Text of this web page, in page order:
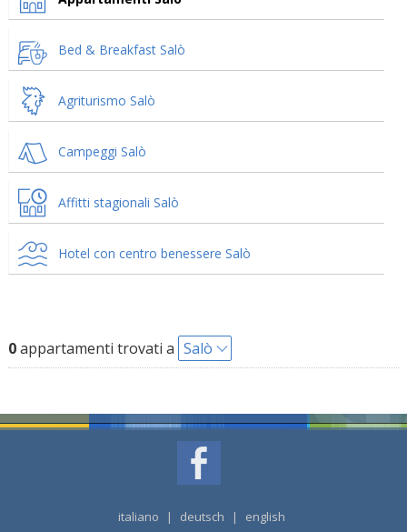
Bed & Breakfast Salò
Agriturismo Salò
Campeggi Salò
Affitti stagionali Salò
Hotel con centro benessere Salò
0appartamenti trovati a Salò
italiano | deutsch | english